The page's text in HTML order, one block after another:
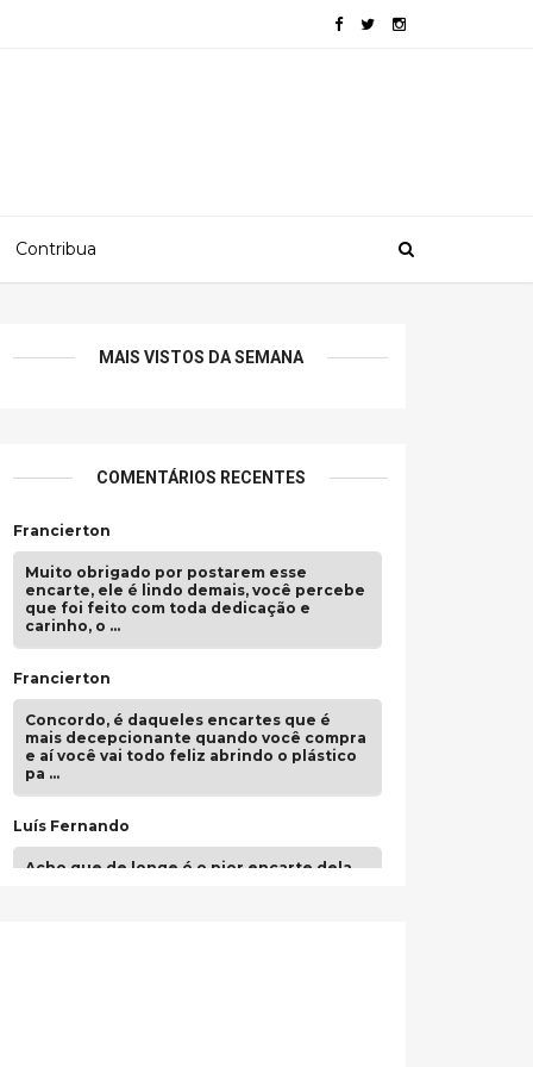
Contribua
MAIS VISTOS DA SEMANA
COMENTÁRIOS RECENTES
Francierton
Muito obrigado por postarem esse
encarte, ele é lindo demais, você percebe
que foi feito com toda dedicação e
carinho, o …
Francierton
Concordo, é daqueles encartes que é
mais decepcionante quando você compra
e aí você vai todo feliz abrindo o plástico
pa …
Luís Fernando
Acho que de longe é o pior encarte dela.